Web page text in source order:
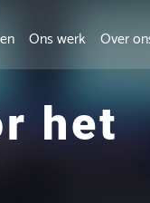
Ons werk Over
het